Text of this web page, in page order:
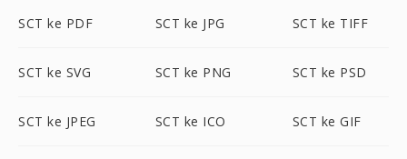
SCT ke PDF SCT ke JPG SCT ke TIFF
SCT ke SVG SCT ke PNG SCT ke PSD
SCT ke JPEG SCT ke ICO SCT ke GIF